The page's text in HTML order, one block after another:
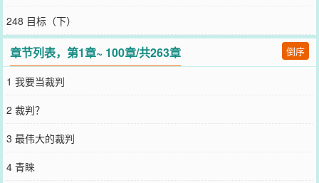
248 目标（下）
章节列表，第1章~ 100章/共263章 倒序
1 我要当裁判
2 裁判？
3 最伟大的裁判
4 青睐